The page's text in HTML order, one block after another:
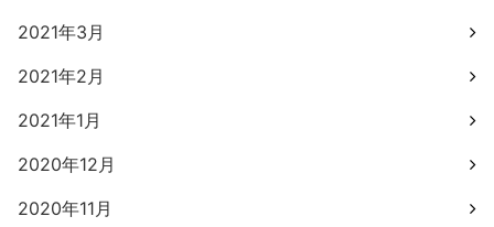
2021年3月
2021年2月
2021年1月
2020年12月
2020年11月